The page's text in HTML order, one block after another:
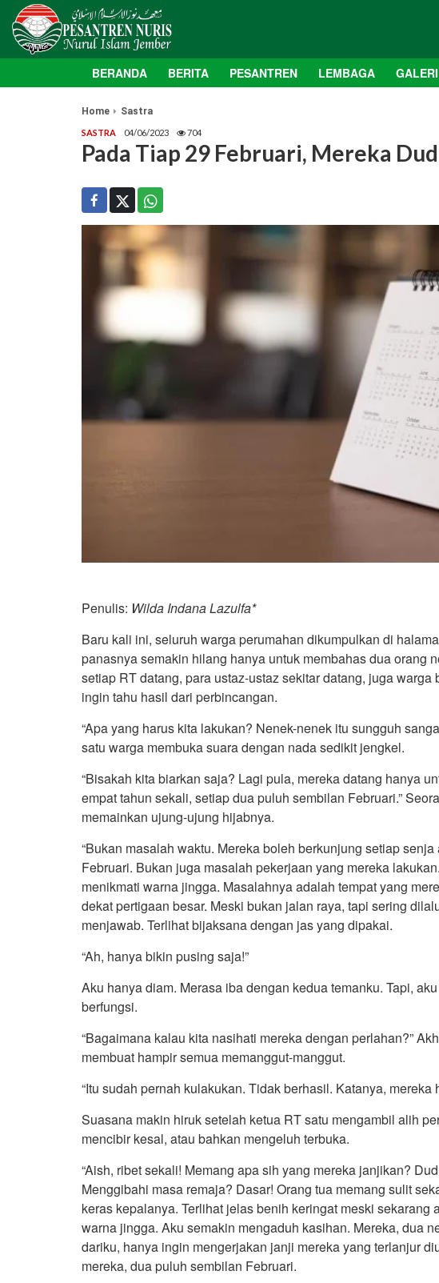
BERANDA BERITA PESANTREN LEMBAGA
Home Sastra
SASTRA 04/06/2023 704
Pada Tiap 29 Februari, Mereka
Penulis: Wilda Indana Lazulfa*
Baru kali ini, seluruh warga perumahan dikumpulkan di
panasnya semakin hilang hanya untuk membahas dua orang
setiap RT datang, para ustaz-ustaz sekitar datang, juga
ingin tahu hasil dari perbincangan.
“Apa yang harus kita lakukan? Nenek-nenek itu sungguh
satu warga membuka suara dengan nada sedikit jengkel.
“Bisakah kita biarkan saja? Lagi pula, mereka datang hanya
empat tahun sekali, setiap dua puluh sembilan Februari.”
memainkan ujung-ujung hijabnya.
“Bukan masalah waktu. Mereka boleh berkunjung setiap
Februari. Bukan juga masalah pekerjaan yang mereka
menikmati warna jingga. Masalahnya adalah tempat yang
dekat pertigaan besar. Meski bukan jalan raya, tapi sering
menjawab. Terlihat bijaksana dengan jas yang dipakai.
“Ah, hanya bikin pusing saja!”
Aku hanya diam. Merasa iba dengan kedua temanku. Tapi,
berfungsi.
“Bagaimana kalau kita nasihati mereka dengan perlahan?”
membuat hampir semua memanggut-manggut.
“Itu sudah pernah kulakukan. Tidak berhasil. Katanya, mereka
Suasana makin hiruk setelah ketua RT satu mengambil alih
mencibir kesal, atau bahkan mengeluh terbuka.
“Aish, ribet sekali! Memang apa sih yang mereka janjikan?
Menggibahi masa remaja? Dasar! Orang tua memang sulit
keras kepalanya. Terlihat jelas benih keringat meski
warna jingga. Aku semakin mengaduh kasihan. Mereka, dua
dariku, hanya ingin mengerjakan janji mereka yang terlanjur
mereka, dua puluh sembilan Februari.